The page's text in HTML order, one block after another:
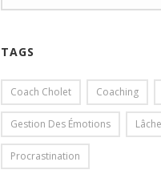
TAGS
Coach Cholet Coaching
Gestion Des Émotions
Procrastination